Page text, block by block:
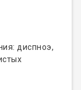
диспноэ,